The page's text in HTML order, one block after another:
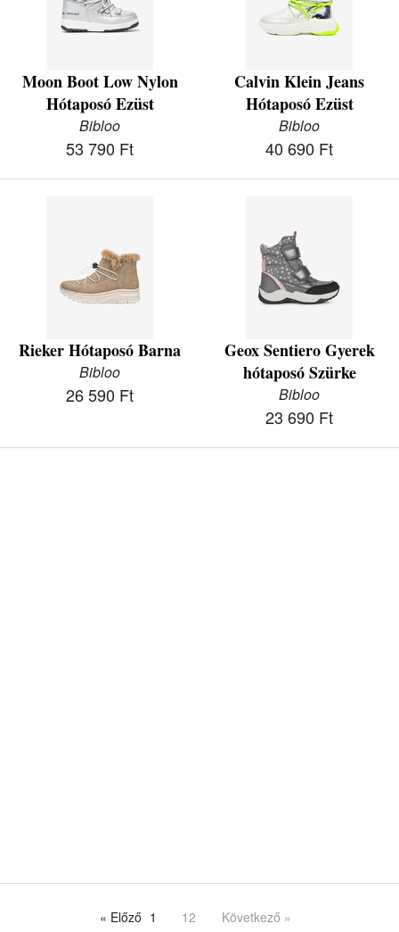
Moon Boot Low Nylon
Hótaposó Ezüst
Bibloo
53 790 Ft
Calvin Klein Jeans
Hótaposó Ezüst
Bibloo
40 690 Ft
Rieker Hótaposó Barna
Bibloo
26 590 Ft
Geox Sentiero Gyerek
hótaposó Szürke
Bibloo
23 690 Ft
« Előző 1 12 Következő »